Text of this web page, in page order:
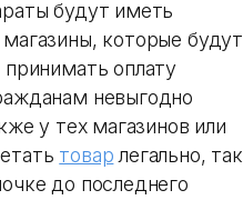
будут иметь
которые будут
оплату
невыгодно
у тех магазинов или
товар легально, так
до последнего